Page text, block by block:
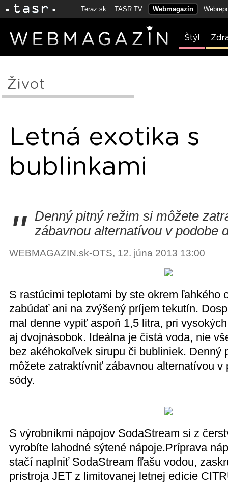
Teraz.sk TASR TV Webmagazín
Štýl
Život
Letná exotika s
bublinkami
"
Denný pitný režim si môžete
zábavnou alternatívou v podobe
WEBMAGAZIN.sk-OTS, 12. júna 2013 13:00
S rastúcimi teplotami by ste okrem ľahkého
zabúdať ani na zvýšený príjem tekutín.
mal denne vypiť aspoň 1,5 litra, pri
aj dvojnásobok. Ideálna je čistá voda, nie
bez akéhokoľvek sirupu či bubliniek. Denný
môžete zatraktívniť zábavnou alternatívou v
sódy.
S výrobníkmi nápojov SodaStream si z
vyrobíte lahodné sýtené nápoje.Príprava
stačí naplniť SodaStream fľašu vodou,
prístroja JET z limitovanej letnej edície